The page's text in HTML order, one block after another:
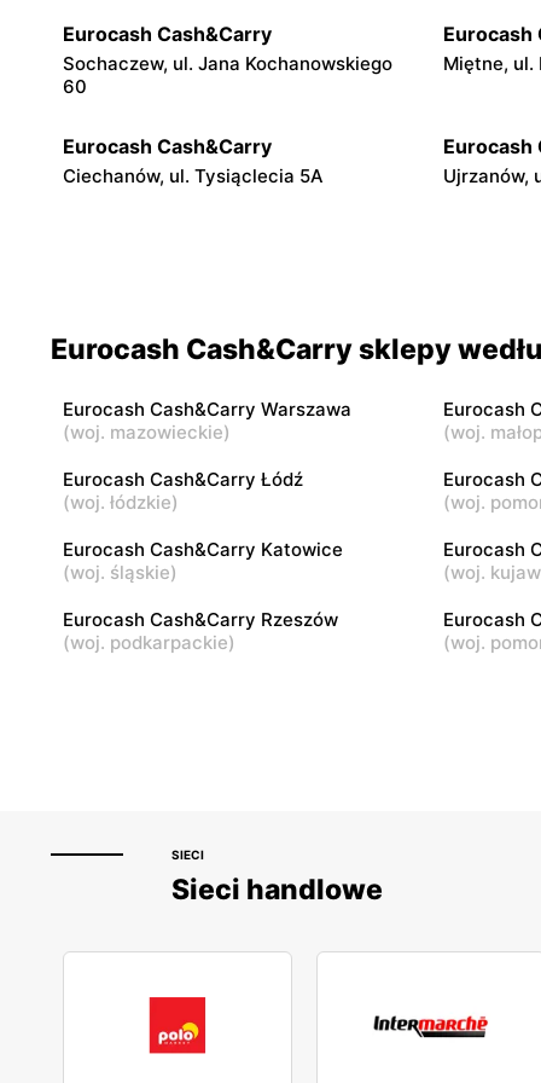
Eurocash Cash&Carry
Sochaczew, ul. Jana Kochanowskiego
60
Eurocash
Miętne, ul.
Eurocash Cash&Carry
Ciechanów, ul. Tysiąclecia 5A
Eurocash
Ujrzanów,
Tomaszów Mazowiecki, ul. Wysoka 11-17 Ławy, ul.
Eurocash Cash&Carry
Sierpc, ul. Górzewo 25
Eurocash
Puławy, ul.
Łomża, ul. Ciepła 17
Eurocash Cash&Carry sklepy
Eurocash Cash&Carry Warszawa
(woj. mazowieckie)
Eurocash
(woj.
Eurocash Cash&Carry Łódź
(woj. łódzkie)
Eurocash
(woj.
Eurocash Cash&Carry Katowice
(woj. śląskie)
Eurocash
(woj.
Eurocash Cash&Carry Rzeszów
(woj. podkarpackie)
Eurocash
(woj.
SIECI
Sieci handlowe